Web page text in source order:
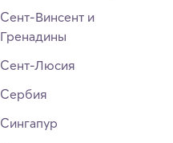
Сент-Винсент и
Гренадины
Сент-Люсия
Сербия
Сингапур